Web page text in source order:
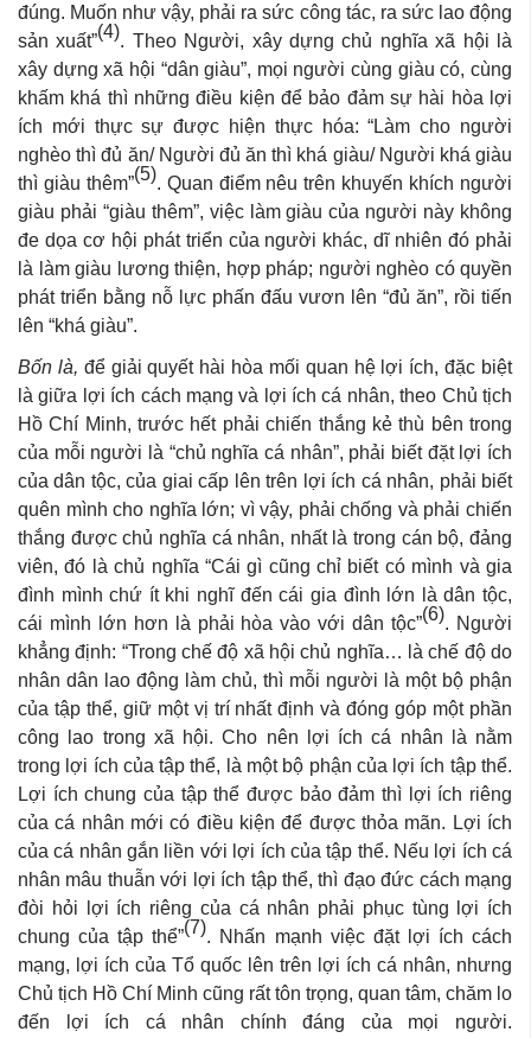
đúng. Muốn như vậy, phải ra sức công tác, ra sức lao động
sản xuất”(4). Theo Người, xây dựng chủ nghĩa xã hội là
xây dựng xã hội “dân giàu”, mọi người cùng giàu có, cùng
khấm khá thì những điều kiện để bảo đảm sự hài hòa lợi
ích mới thực sự được hiện thực hóa: “Làm cho người
nghèo thì đủ ăn/ Người đủ ăn thì khá giàu/ Người khá giàu
thì giàu thêm”(5). Quan điểm nêu trên khuyến khích người
giàu phải “giàu thêm”, việc làm giàu của người này không
đe dọa cơ hội phát triển của người khác, dĩ nhiên đó phải
là làm giàu lương thiện, hợp pháp; người nghèo có quyền
phát triển bằng nỗ lực phấn đấu vươn lên “đủ ăn”, rồi tiến
lên “khá giàu”.
Bốn là, để giải quyết hài hòa mối quan hệ lợi ích, đặc biệt
là giữa lợi ích cách mạng và lợi ích cá nhân, theo Chủ tịch
Hồ Chí Minh, trước hết phải chiến thắng kẻ thù bên trong
của mỗi người là “chủ nghĩa cá nhân”, phải biết đặt lợi ích
của dân tộc, của giai cấp lên trên lợi ích cá nhân, phải biết
quên mình cho nghĩa lớn; vì vậy, phải chống và phải chiến
thắng được chủ nghĩa cá nhân, nhất là trong cán bộ, đảng
viên, đó là chủ nghĩa “Cái gì cũng chỉ biết có mình và gia
đình mình chứ ít khi nghĩ đến cái gia đình lớn là dân tộc,
cái mình lớn hơn là phải hòa vào với dân tộc”(6). Người
khẳng định: “Trong chế độ xã hội chủ nghĩa… là chế độ do
nhân dân lao động làm chủ, thì mỗi người là một bộ phận
của tập thể, giữ một vị trí nhất định và đóng góp một phần
công lao trong xã hội. Cho nên lợi ích cá nhân là nằm
trong lợi ích của tập thể, là một bộ phận của lợi ích tập thể.
Lợi ích chung của tập thể được bảo đảm thì lợi ích riêng
của cá nhân mới có điều kiện để được thỏa mãn. Lợi ích
của cá nhân gắn liền với lợi ích của tập thể. Nếu lợi ích cá
nhân mâu thuẫn với lợi ích tập thể, thì đạo đức cách mạng
đòi hỏi lợi ích riêng của cá nhân phải phục tùng lợi ích
chung của tập thể”(7). Nhấn mạnh việc đặt lợi ích cách
mạng, lợi ích của Tổ quốc lên trên lợi ích cá nhân, nhưng
Chủ tịch Hồ Chí Minh cũng rất tôn trọng, quan tâm, chăm lo
đến lợi ích cá nhân chính đáng của mọi người.